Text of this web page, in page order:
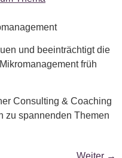
und beeinträchtigt die
früh
Con­sul­ting & Coa­ching
zu span­nenden The­men